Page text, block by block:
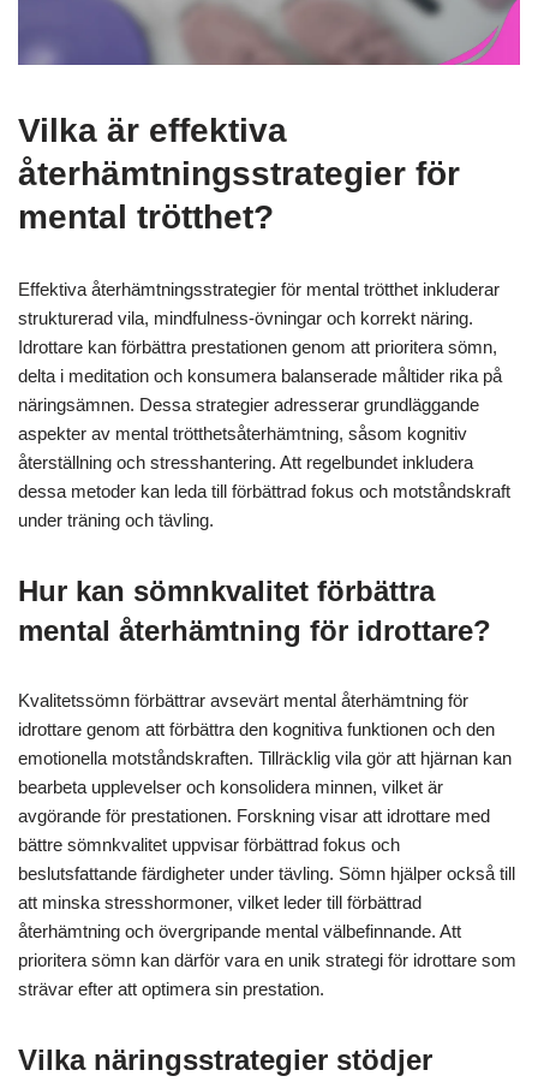
Vilka är effektiva
återhämtningsstrategier för
mental trötthet?
Effektiva återhämtningsstrategier för mental trötthet inkluderar
strukturerad vila, mindfulness-övningar och korrekt näring.
Idrottare kan förbättra prestationen genom att prioritera sömn,
delta i meditation och konsumera balanserade måltider rika på
näringsämnen. Dessa strategier adresserar grundläggande
aspekter av mental trötthetsåterhämtning, såsom kognitiv
återställning och stresshantering. Att regelbundet inkludera
dessa metoder kan leda till förbättrad fokus och motståndskraft
under träning och tävling.
Hur kan sömnkvalitet förbättra
mental återhämtning för idrottare?
Kvalitetssömn förbättrar avsevärt mental återhämtning för
idrottare genom att förbättra den kognitiva funktionen och den
emotionella motståndskraften. Tillräcklig vila gör att hjärnan kan
bearbeta upplevelser och konsolidera minnen, vilket är
avgörande för prestationen. Forskning visar att idrottare med
bättre sömnkvalitet uppvisar förbättrad fokus och
beslutsfattande färdigheter under tävling. Sömn hjälper också till
att minska stresshormoner, vilket leder till förbättrad
återhämtning och övergripande mental välbefinnande. Att
prioritera sömn kan därför vara en unik strategi för idrottare som
strävar efter att optimera sin prestation.
Vilka näringsstrategier stödjer